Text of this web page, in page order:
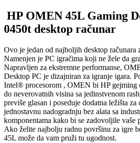
HP OMEN 45L Gaming
0450t desktop računar
Ovo je jedan od najboljih desktop računara
Namenjen je PC igračima koji ne žele da
Napravljen za ekstremne performanse,
Desktop PC je dizajniran za igranje igara.
Intel® procesorom , OMEN bi HP gejming
do neverovatnih visina sa jedinstvenom
previše glasan i poseduje dodatna ležišta
jednostavnu nadogradnju bez alata sa
komponentama kako bi se zadovoljile vaše
Ako želite najbolju radnu površinu za igre
45L može da vam pruži tu ugodnost.